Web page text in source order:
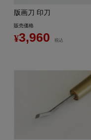
版画刀 印刀
販売価格
¥3,960 税込